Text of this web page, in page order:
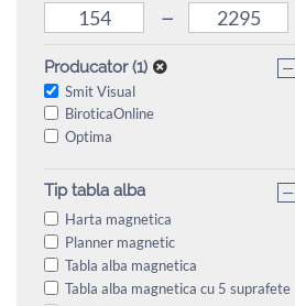
–
Producator (1) −
Smit Visual
BiroticaOnline
Optima
Tip tabla alba −
Harta magnetica
Planner magnetic
Tabla alba magnetica
Tabla alba magnetica cu 5 suprafete